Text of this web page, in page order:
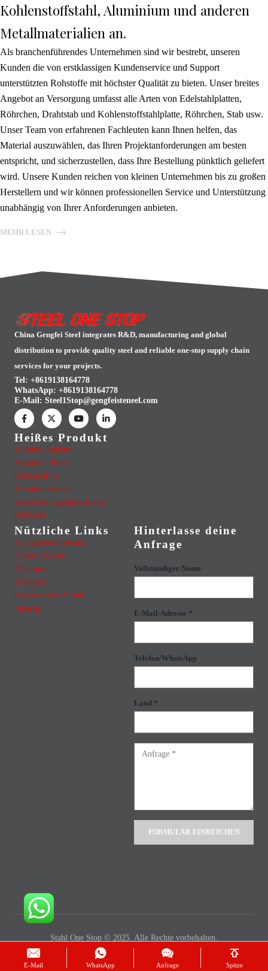
Kohlenstoffstahl, Aluminium und anderen
Metallmaterialien an.
Als branchenführendes Unternehmen sind wir bestrebt, unseren
Kunden die von erstklassigen Kundenservice und Support
unterstützten Rohstoffe mit höchster Qualität zu bieten. Unser breites
Angebot an Versorgung umfasst alle Arten von Edelstahlplatten,
Röhrchen, Drahtstab und Kohlenstoffstahlplatte, Röhrchen, Stab usw.
Unser Team von erfahrenen Fachleuten kann Ihnen helfen, das
Material auszuwählen, das Ihren Projektanforderungen am besten
entspricht, und sicherzustellen, dass Ihre Bestellung pünktlich geliefert
wird. Unsere Kunden reichen von kleinen Unternehmen bis zu großen
Herstellern und wir können professionellen Service und Unterstützung
unabhängig von Ihrer Anforderungen anbieten.
MEHR LESEN
E-Mail WhatsApp Anfrage Spitze
China Gengfei Steel integrates R&D, manufacturing and global
distribution to provide quality steel and reliable one-stop supply chain
services for your projects.
Tel: +8619138164778
WhatsApp: +8619138164778
E-Mail: Steel1Stop@gengfeisteneel.com
Heißes Produkt
Aluminiumplatte
Verzinkte Pfeife
Edelstahlrohr
Aluminiumspule
Karbelstahl nahtlose Rohre
Edelstahl
Nützliche Links
Kontaktieren Sie uns
Unsere Dienste
Über uns
Produkte
Datenschutzrichtlinie
Sitemap
Hinterlasse deine
Anfrage
Vollständiger Name
E-Mail-Adresse *
Telefon/WhatsApp
Land *
Stahl One Stop © 2025. Alle Rechte vorbehalten.